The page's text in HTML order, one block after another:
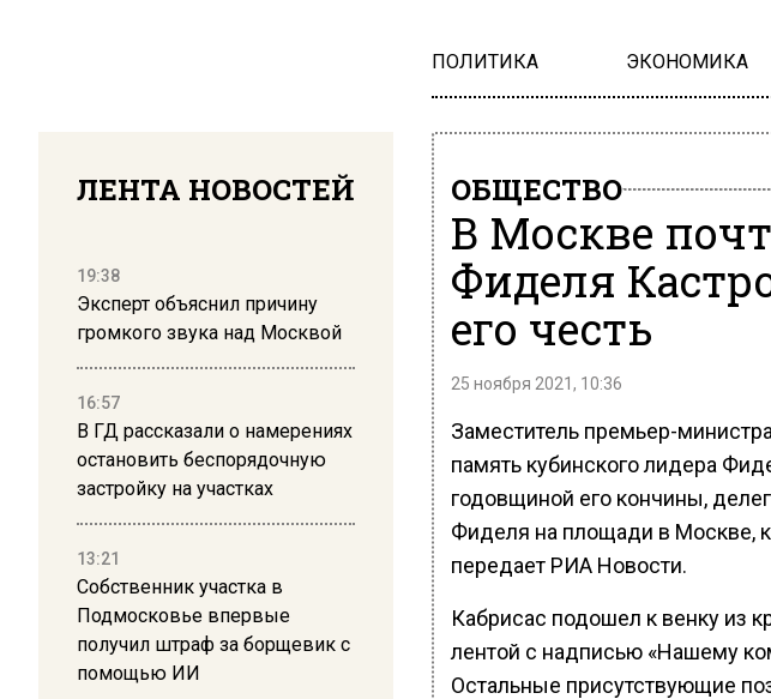
ПОЛИТИКА ЭКОНОМИКА
ЛЕНТА НОВОСТЕЙ
19:38
Эксперт объяснил причину
громкого звука над Москвой
16:57
В ГД рассказали о намерениях
остановить беспорядочную
застройку на участках
13:21
Собственник участка в
Подмосковье впервые
получил штраф за борщевик с
помощью ИИ
ОБЩЕСТВО
В Москве
Фиделя
его честь
25 ноября 2021, 10:36
Заместитель премьер-
память кубинского лидера
годовщиной его кончины,
Фиделя на площади в Москве,
передает РИА Новости.
Кабрисас подошел к венку из
лентой с надписью «Нашему
Остальные присутствующие